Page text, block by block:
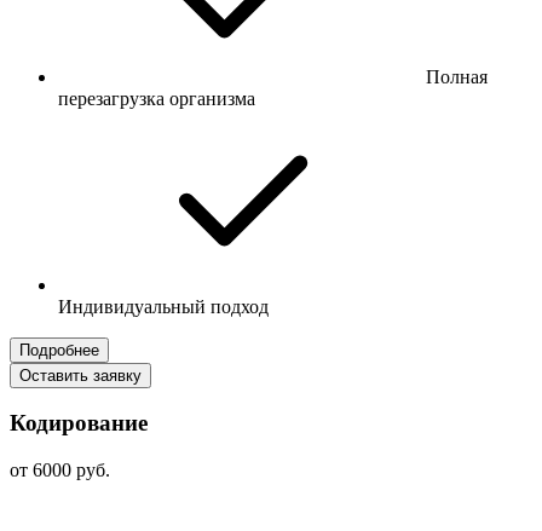
Полная
перезагрузка организма
Индивидуальный подход
Подробнее
Оставить заявку
Кодирование
от 6000 руб.